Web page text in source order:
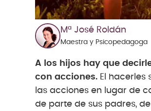
Mª José Roldán
Maestra y Psicopedagoga
A los hijos hay que
con acciones. El hacerles
las acciones en lugar de
de parte de sus padres,